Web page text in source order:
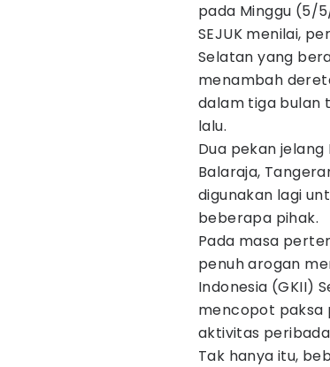
pada Minggu (5/
SEJUK menilai,
Selatan yang
menambah
dalam tiga bulan
lalu.
Dua pekan
Balaraja,
digunakan lagi
beberapa pihak.
Pada masa
penuh arogan
Indonesia (GKII)
mencopot paksa
aktivitas
Tak hanya itu,